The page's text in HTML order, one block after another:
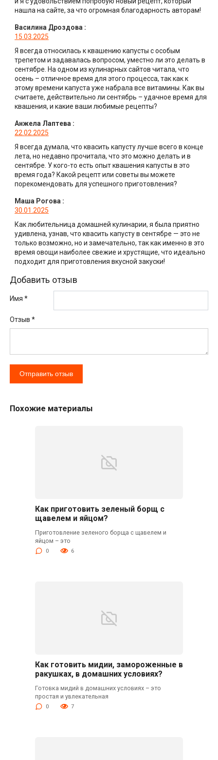
нашла на сайте, за что огромная благодарность авторам!
Василина Дроздова :
15.03.2025
Я всегда относилась к квашению капусты с особым
трепетом и задавалась вопросом, уместно ли это делать в
сентябре. На одном из кулинарных сайтов читала, что
осень – отличное время для этого процесса, так как к
этому времени капуста уже набрала все витамины. Как вы
считаете, действительно ли сентябрь – удачное время для
квашения, и какие ваши любимые рецепты?
Анжела Лаптева :
22.02.2025
Я всегда думала, что квасить капусту лучше всего в конце
лета, но недавно прочитала, что это можно делать и в
сентябре. У кого-то есть опыт квашения капусты в это
время года? Какой рецепт или советы вы можете
порекомендовать для успешного приготовления?
Маша Рогова :
30.01.2025
Как любительница домашней кулинарии, я была приятно
удивлена, узнав, что квасить капусту в сентябре — это не
только возможно, но и замечательно, так как именно в это
время овощи наиболее свежие и хрустящие, что идеально
подходит для приготовления вкусной закуски!
Добавить отзыв
Имя *
Отзыв *
Похожие материалы
Как приготовить зеленый борщ с
щавелем и яйцом?
Приготовление зеленого борща с щавелем и
яйцом – это
0 6
Как готовить мидии, замороженные в
ракушках, в домашних условиях?
Готовка мидий в домашних условиях – это
простая и увлекательная
0 7